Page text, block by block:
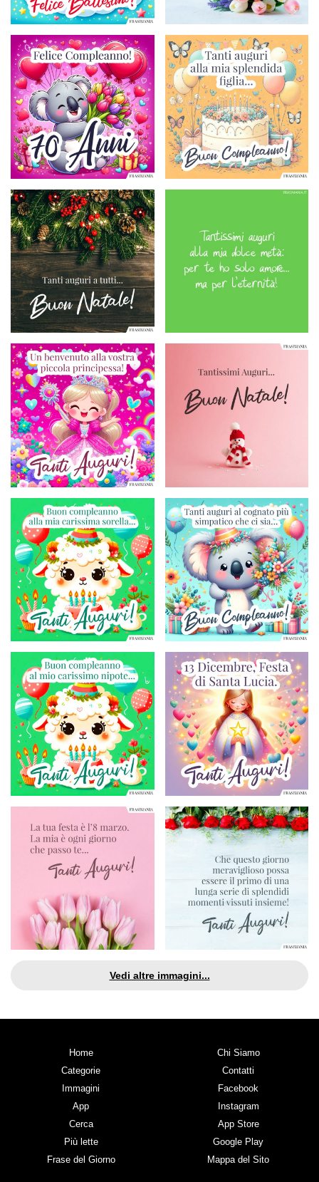
Vedi altre immagini...
Home
Categorie
Immagini
App
Cerca
Più lette
Frase del Giorno
Chi Siamo
Contatti
Facebook
Instagram
App Store
Google Play
Mappa del Sito